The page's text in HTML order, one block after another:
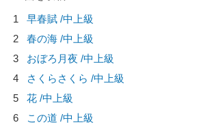
1
早春賦 /中上級
2
春の海 /中上級
3
おぼろ月夜 /中上級
4
さくらさくら /中上級
5
花 /中上級
6
この道 /中上級